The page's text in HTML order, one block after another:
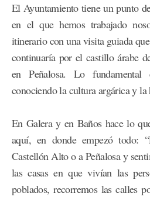
El Ayuntamiento tiene un punto
en el que hemos trabajado
itinerario con una visita guiada
continuaría por el castillo árabe
en Peñalosa. Lo
conociendo la cultura argárica y la
En Galera y en Baños hace lo
aquí, en donde empezó todo:
Castellón Alto o a Peñalosa y
las casas en que vivían las
poblados, recorremos las calles